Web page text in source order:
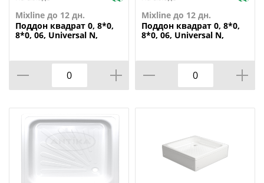
Mixline до 12 дн.
Поддон квадрат 0, 8*0,
8*0, 06, Universal N,
Mixline до 12 дн.
Поддон квадрат 0, 8*0,
8*0, 06, Universal N,
BLACK